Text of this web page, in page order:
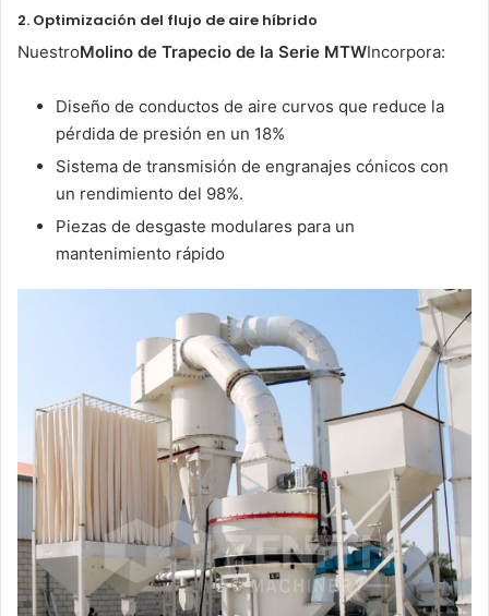
2. Optimización del flujo de aire híbrido
NuestroMolino de Trapecio de la Serie MTWIncorpora:
Diseño de conductos de aire curvos que reduce la
pérdida de presión en un 18%
Sistema de transmisión de engranajes cónicos con
un rendimiento del 98%.
Piezas de desgaste modulares para un
mantenimiento rápido